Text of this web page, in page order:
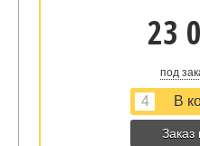
23
под
Заказ